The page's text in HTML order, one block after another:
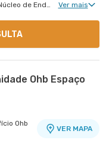
Ginecologia Clinica, Cirurgia Ginecológica, Núcleo de Endometriose, Uroginecologia, Miomatose Uterina(Miomas), Ginecologia Videohisteroscopia Ver mais
Ohb Espaço
Ohb
VER MAPA